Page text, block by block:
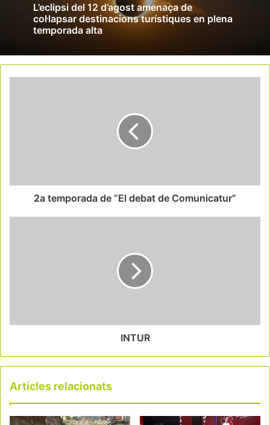
L’eclipsi del 12 d’agost amenaça de
col·lapsar destinacions turístiques en plena
temporada alta
2a temporada de “El debat de Comunicatur”
INTUR
Articles relacionats